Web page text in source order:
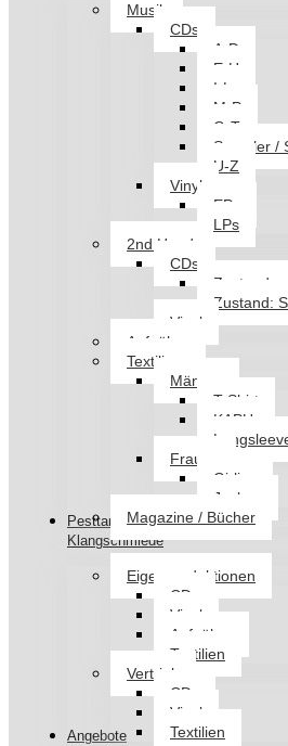
Musik
CDs
A-D
E-H
I-L
M-P
Q-T
Sampler /
U-Z
Vinyl
EPs
LPs
2nd Hand
CDs
Zustand:
Zustand:
Vinyl
Aufnäher
Textilien
Männer
T-Shirt
KAPU
Frauen
Girlies
Jacken
Magazine / Bücher
Pesttanz
Klangschmiede
Eigenproduktionen
CDs
Vinyl
Aufnäher
Textilien
Vertrieb
CDs
Vinyl
Textilien
Angebote